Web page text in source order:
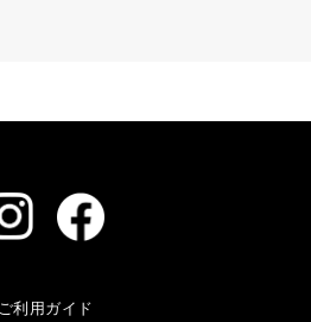
ご利用ガイド